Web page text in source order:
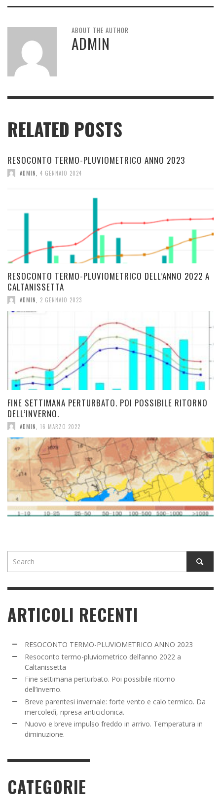
ABOUT THE AUTHOR
ADMIN
RELATED POSTS
RESOCONTO TERMO-PLUVIOMETRICO ANNO 2023
ADMIN 4 GENNAIO 2024
RESOCONTO TERMO-PLUVIOMETRICO DELL’ANNO 2022 A
CALTANISSETTA
ADMIN 2 GENNAIO 2023
FINE SETTIMANA PERTURBATO. POI POSSIBILE RITORNO
DELL’INVERNO.
ADMIN 16 MARZO 2022
ARTICOLI RECENTI
RESOCONTO TERMO-PLUVIOMETRICO ANNO 2023
Resoconto termo-pluviometrico dell’anno 2022 a
Caltanissetta
Fine settimana perturbato. Poi possibile ritorno
dell’inverno.
Breve parentesi invernale: forte vento e calo termico. Da
mercoledì, ripresa anticiclonica.
Nuovo e breve impulso freddo in arrivo. Temperatura in
diminuzione.
CATEGORIE